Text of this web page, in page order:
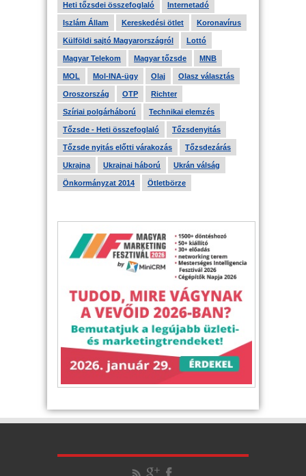
Heti tőzsdei összefoglaló Internetadó
Iszlám Állam Kereskedési ötlet Koronavírus
Külföldi sajtó Magyarországról Lottó
Magyar Telekom Magyar tőzsde MNB
MOL Mol-INA-ügy Olaj Olasz választás
Oroszország OTP Richter
Szíriai polgárháború Technikai elemzés
Tőzsde - Heti összefoglaló Tőzsdenyitás
Tőzsde nyitás előtti várakozás Tőzsdezárás
Ukrajna Ukrajnai háború Ukrán válság
Önkormányzat 2014 Ötletbörze